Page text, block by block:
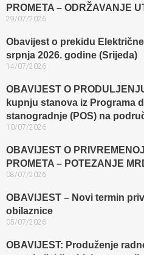
PROMETA – ODRŽAVANJE
29/07/2026
Obavijest o prekidu
srpnja 2026. godine (Srijeda)
14/07/2026
OBAVIJEST O
kupnju stanova iz Programa
stanogradnje (POS) na
10/07/2026
OBAVIJEST O
PROMETA – POTEZANJE
08/07/2026
OBAVIJEST – Novi termin
obilaznice​
05/07/2026
OBAVIJEST: Produženje